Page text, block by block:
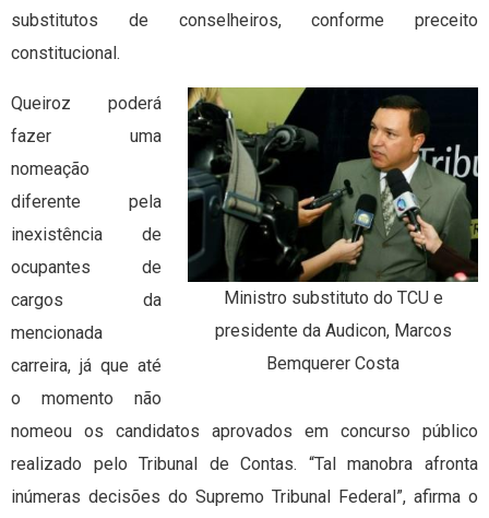
substitutos de conselheiros, conforme preceito
constitucional.
Ministro substituto do TCU e
presidente da Audicon, Marcos
Bemquerer Costa
Queiroz poderá
fazer uma
nomeação
diferente pela
inexistência de
ocupantes de
cargos da
mencionada
carreira, já que até
o momento não
nomeou os candidatos aprovados em concurso público
realizado pelo Tribunal de Contas. “Tal manobra afronta
inúmeras decisões do Supremo Tribunal Federal”, afirma o